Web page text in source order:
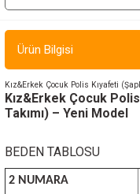
Ürün Bilgisi
Kız&Erkek Çocuk Polis Kıyafeti
Kız&Erkek Çocuk
Takımı) – Yeni Model
BEDEN TABLOSU
2 NUMARA